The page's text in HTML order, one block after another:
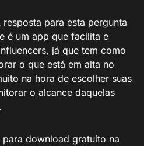
para esta pergunta
é um app que facilita e
já que tem como
o que está em alta no
na hora de escolher suas
o alcance daquelas
download gratuito na